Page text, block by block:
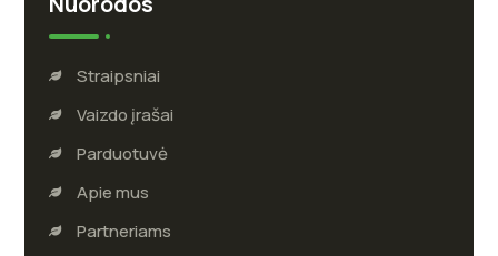
Straipsniai
Vaizdo įrašai
Parduotuvė
Apie mus
Partneriams